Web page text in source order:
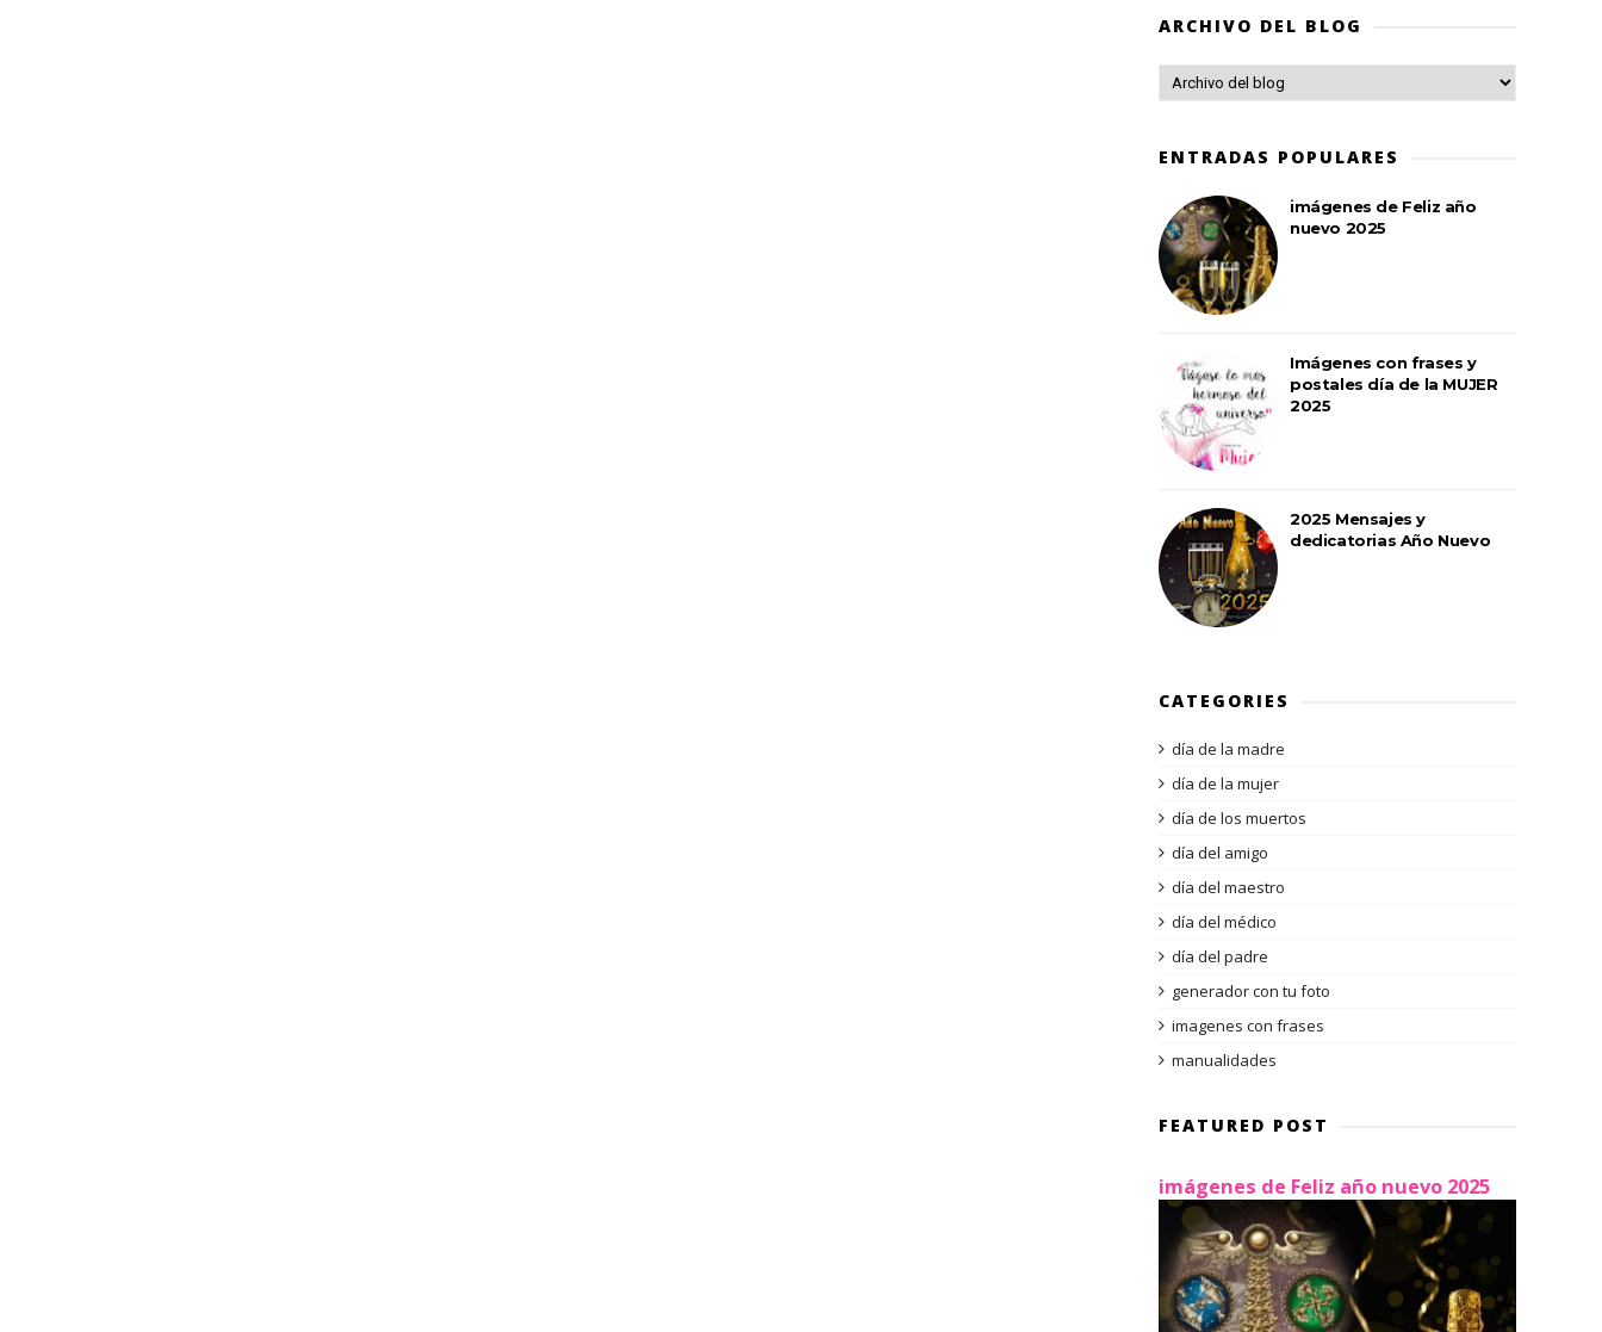
ARCHIVO DEL BLOG
ENTRADAS POPULARES
imágenes de Feliz año
nuevo 2025
Imágenes con frases y
postales día de la MUJER
2025
2025 Mensajes y
dedicatorias Año Nuevo
CATEGORIES
día de la madre
día de la mujer
día de los muertos
día del amigo
día del maestro
día del médico
día del padre
generador con tu foto
imagenes con frases
manualidades
FEATURED POST
imágenes de Feliz año nuevo 2025